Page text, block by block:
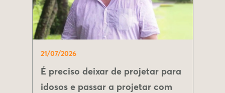
21/07/2026
É preciso deixar de projetar para
idosos e passar a projetar com